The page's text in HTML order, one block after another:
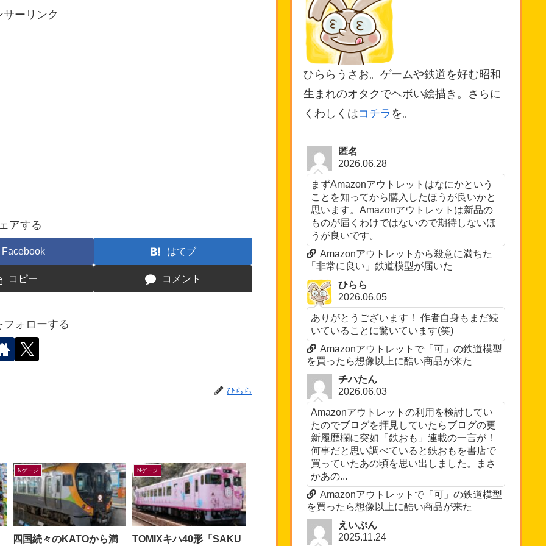
サーリンク
アする
Facebook はてブ
コピー コメント
フォローする
ひらら
Nゲージ
四国続々のKATOから満
Nゲージ
TOMIXキハ40形「SAKU
ひららうさお。ゲームや鉄道を好む昭和
生まれのオタクでヘボい絵描き。さらに
くわしくはコチラ を。
匿名
2026.06.28
まずAmazonアウトレットはなにかという
ことを知ってから購入したほうが良いかと
思います。Amazonアウトレットは新品の
ものが届くわけではないので期待しないほ
うが良いです。
Amazonアウトレットから殺意に満ちた
「非常に良い」鉄道模型が届いた
ひらら
2026.06.05
ありがとうございます！ 作者自身もまだ続
いていることに驚いています(笑)
Amazonアウトレットで「可」の鉄道模型
を買ったら想像以上に酷い商品が来た
チハたん
2026.06.03
Amazonアウトレットの利用を検討してい
たのでブログを拝見していたらブログの更
新履歴欄に突如「鉄おも」連載の一言が！
何事だと思い調べていると鉄おもを書店で
買っていたあの頃を思い出しました。まさ
かあの...
Amazonアウトレットで「可」の鉄道模型
を買ったら想像以上に酷い商品が来た
えいぷん
2025.11.24